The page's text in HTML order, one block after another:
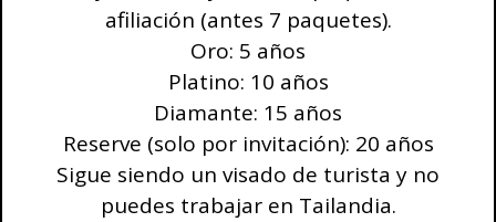
afiliación (antes 7 paquetes).
Oro: 5 años
Platino: 10 años
Diamante: 15 años
Reserve (solo por invitación): 20 años
Sigue siendo un visado de turista y no
puedes trabajar en Tailandia.